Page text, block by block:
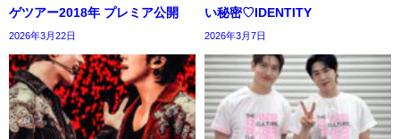
ゲツアー2018年 プレミア公開
2026年3月22日
い秘密♡IDENTITY
2026年3月7日